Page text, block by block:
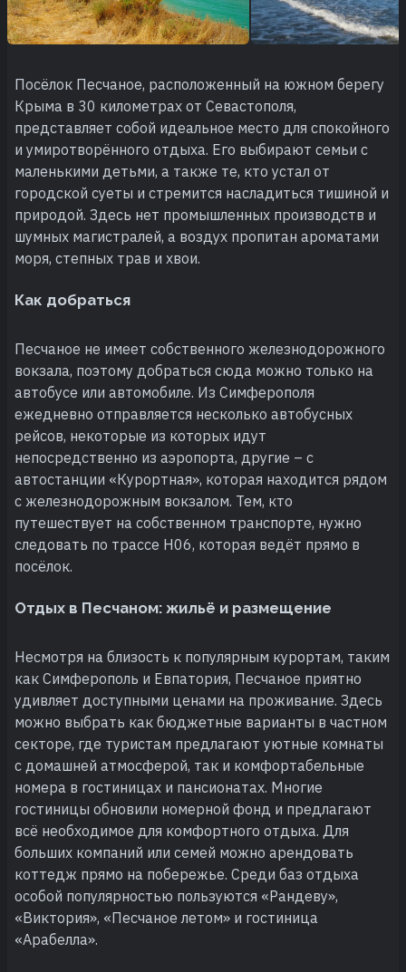
Посёлок Песчаное, расположенный на южном берегу
Крыма в 30 километрах от Севастополя,
представляет собой идеальное место для спокойного
и умиротворённого отдыха. Его выбирают семьи с
маленькими детьми, а также те, кто устал от
городской суеты и стремится насладиться тишиной и
природой. Здесь нет промышленных производств и
шумных магистралей, а воздух пропитан ароматами
моря, степных трав и хвои.
Как добраться
Песчаное не имеет собственного железнодорожного
вокзала, поэтому добраться сюда можно только на
автобусе или автомобиле. Из Симферополя
ежедневно отправляется несколько автобусных
рейсов, некоторые из которых идут
непосредственно из аэропорта, другие – с
автостанции «Курортная», которая находится рядом
с железнодорожным вокзалом. Тем, кто
путешествует на собственном транспорте, нужно
следовать по трассе Н06, которая ведёт прямо в
посёлок.
Отдых в Песчаном: жильё и размещение
Несмотря на близость к популярным курортам, таким
как Симферополь и Евпатория, Песчаное приятно
удивляет доступными ценами на проживание. Здесь
можно выбрать как бюджетные варианты в частном
секторе, где туристам предлагают уютные комнаты
с домашней атмосферой, так и комфортабельные
номера в гостиницах и пансионатах. Многие
гостиницы обновили номерной фонд и предлагают
всё необходимое для комфортного отдыха. Для
больших компаний или семей можно арендовать
коттедж прямо на побережье. Среди баз отдыха
особой популярностью пользуются «Рандеву»,
«Виктория», «Песчаное летом» и гостиница
«Арабелла».